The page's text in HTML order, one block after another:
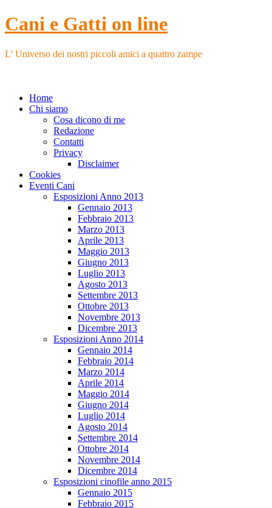
Cani e Gatti on line
L' Universo dei nostri piccoli amici a quattro zampe
Home
Chi siamo
Cosa dicono di me
Redazione
Contatti
Privacy
Disclaimer
Cookies
Eventi Cani
Esposizioni Anno 2013
Gennaio 2013
Febbraio 2013
Marzo 2013
Aprile 2013
Maggio 2013
Giugno 2013
Luglio 2013
Agosto 2013
Settembre 2013
Ottobre 2013
Novembre 2013
Dicembre 2013
Esposizioni Anno 2014
Gennaio 2014
Febbraio 2014
Marzo 2014
Aprile 2014
Maggio 2014
Giugno 2014
Luglio 2014
Agosto 2014
Settembre 2014
Ottobre 2014
Novembre 2014
Dicembre 2014
Esposizioni cinofile anno 2015
Gennaio 2015
Febbraio 2015